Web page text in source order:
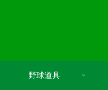
野球道具